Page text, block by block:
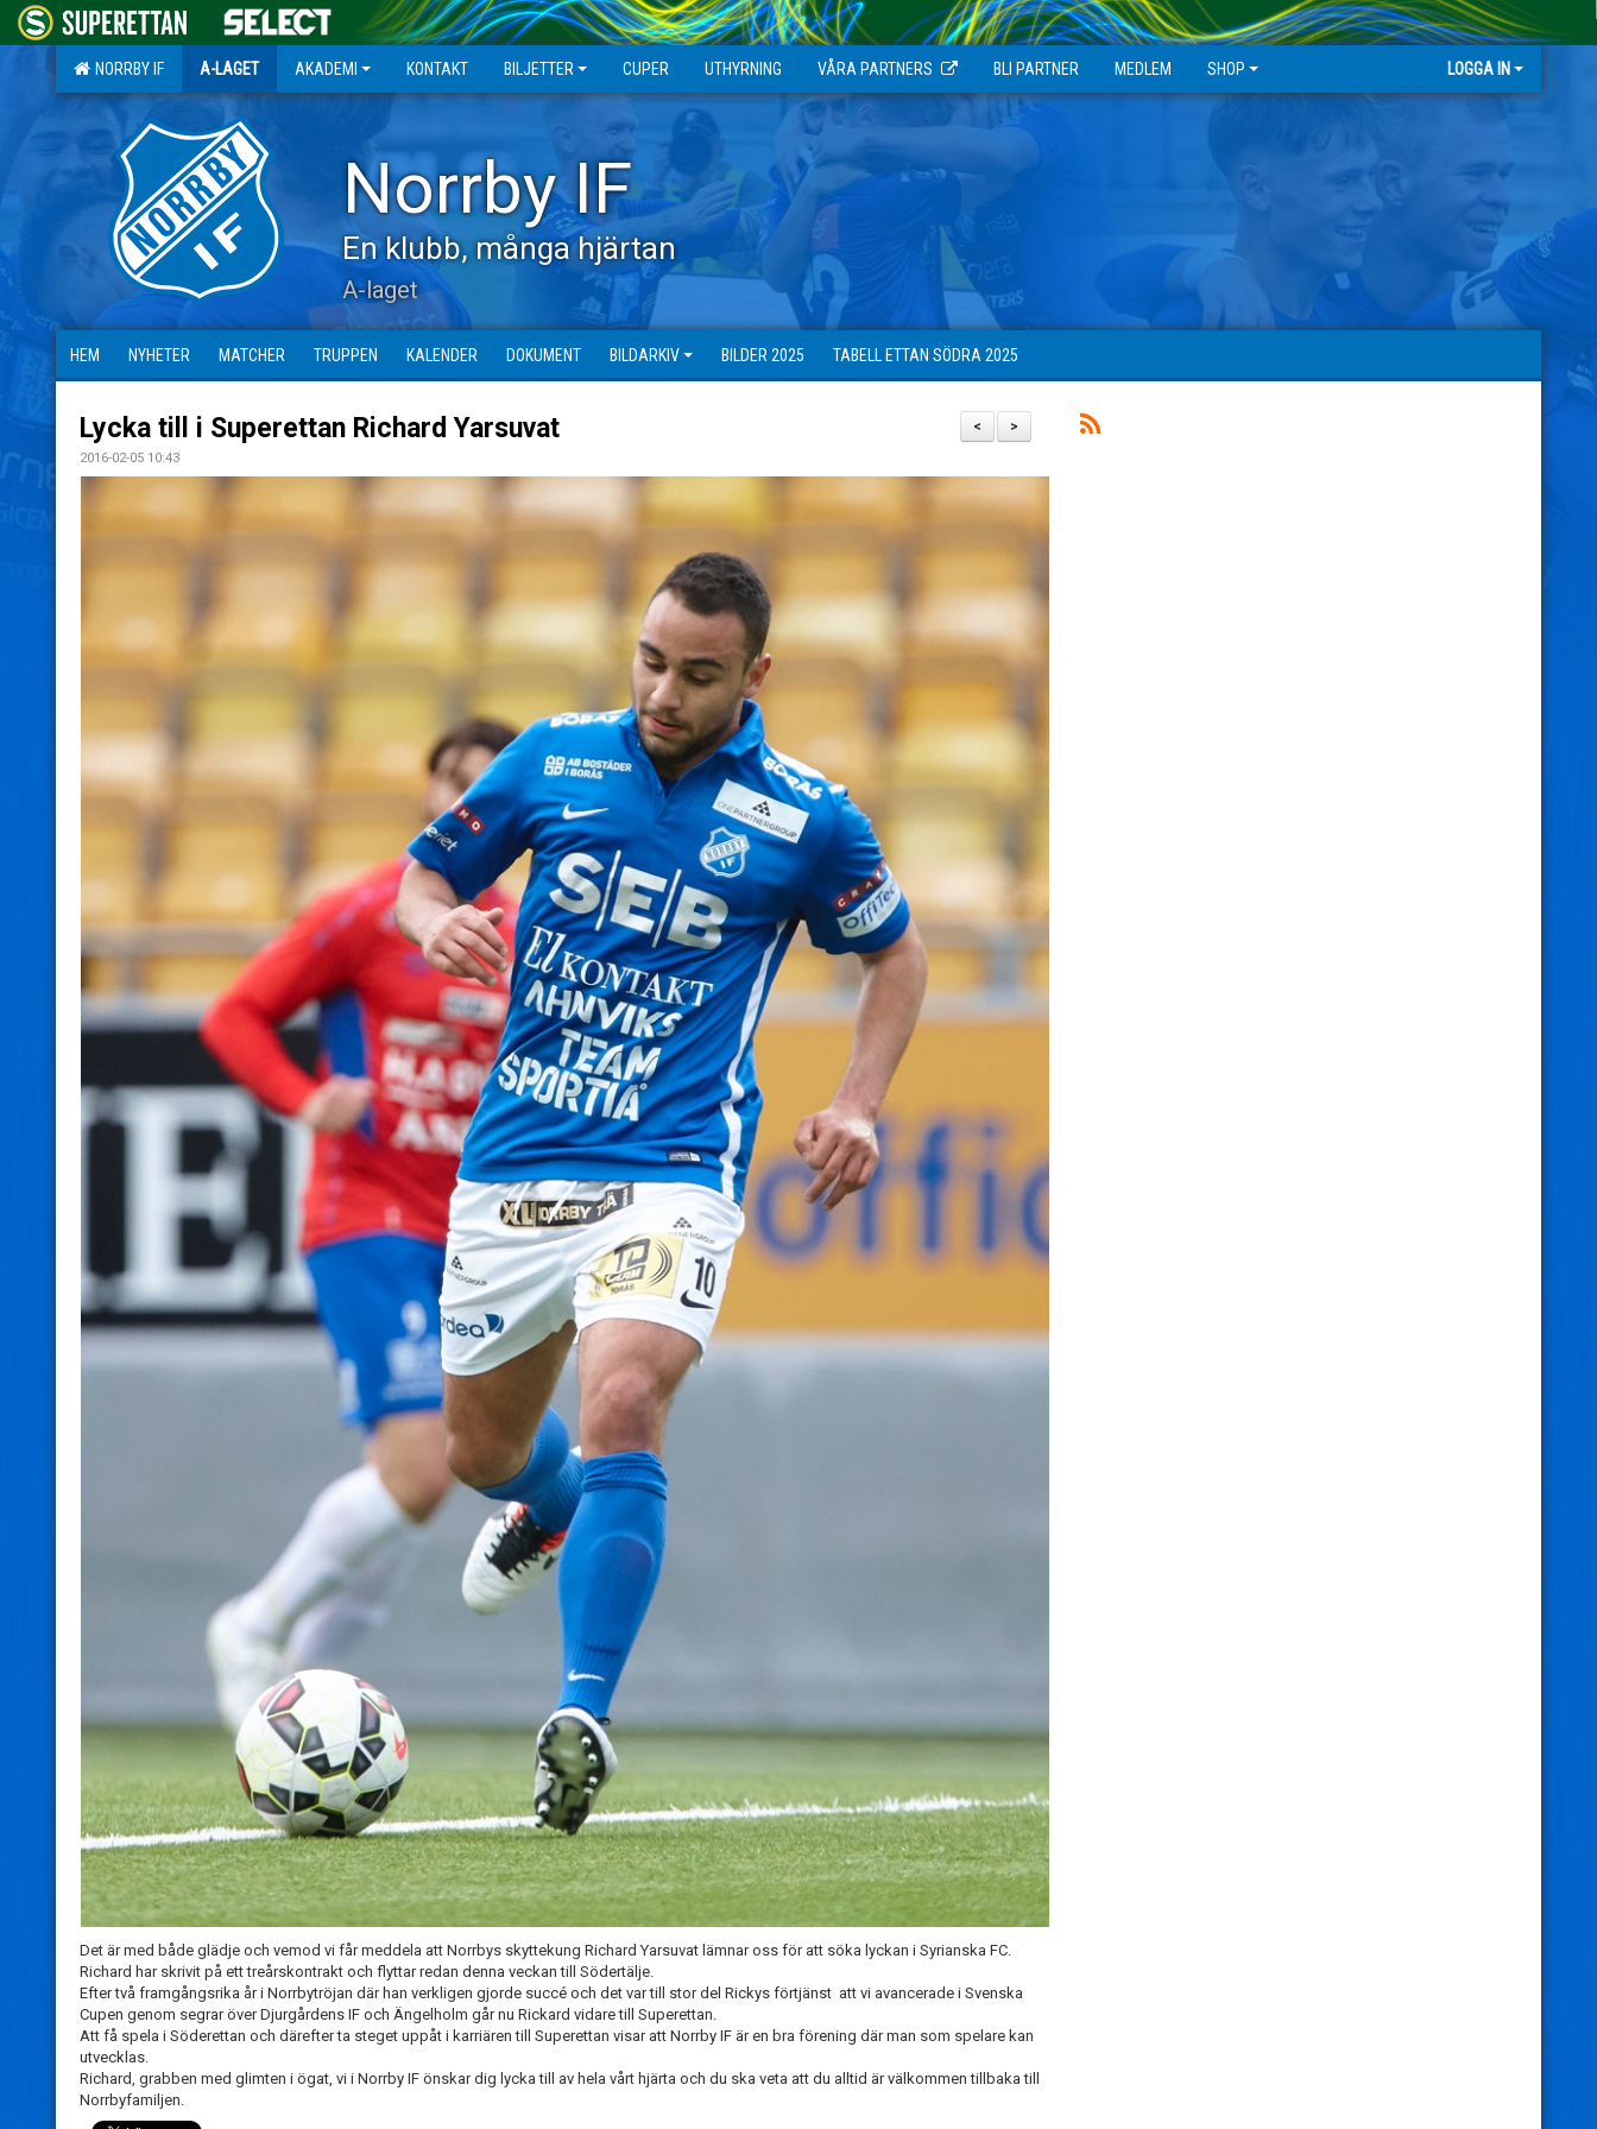
NORRBY IF A-LAGET AKADEMI KONTAKT BILJETTER CUPER UTHYRNING VÅRA PARTNERS BLI PARTNER MEDLEM SHOP LOGGA IN
Norrby IF
En klubb, många hjärtan
A-laget
HEM NYHETER MATCHER TRUPPEN KALENDER DOKUMENT BILDARKIV BILDER 2025 TABELL ETTAN SÖDRA 2025
>
<
Lycka till i Superettan Richard Yarsuvat
2016-02-05 10:43
Det är med både glädje och vemod vi får meddela att Norrbys skyttekung Richard Yarsuvat lämnar oss för att söka lyckan i Syrianska FC.
Richard har skrivit på ett treårskontrakt och flyttar redan denna veckan till Södertälje.
Efter två framgångsrika år i Norrbytröjan där han verkligen gjorde succé och det var till stor del Rickys förtjänst att vi avancerade i Svenska
Cupen genom segrar över Djurgårdens IF och Ängelholm går nu Rickard vidare till Superettan.
Att få spela i Söderettan och därefter ta steget uppåt i karriären till Superettan visar att Norrby IF är en bra förening där man som spelare kan
utvecklas.
Richard, grabben med glimten i ögat, vi i Norrby IF önskar dig lycka till av hela vårt hjärta och du ska veta att du alltid är välkommen tillbaka till
Norrbyfamiljen.